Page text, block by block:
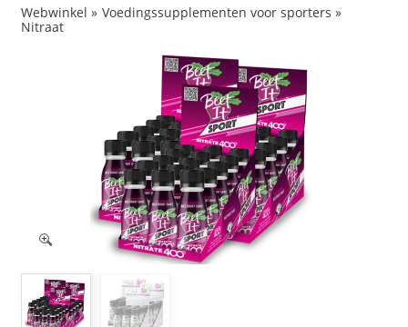
Webwinkel » Voedingssupplementen voor sporters »
Nitraat